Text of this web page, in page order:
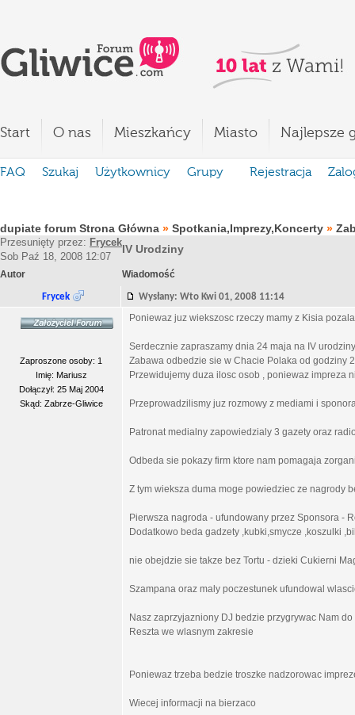
Start O nas Mieszkańcy Miasto Najlepsze
FAQ Szukaj Użytkownicy Grupy Rejestracja
dupiate forum Strona Główna » Spotkania,Imprezy,Koncerty »
Przesunięty przez: Frycek
Sob Paź 18, 2008 12:07
IV Urodziny
Autor Wiadomość
Frycek Wysłany: Wto Kwi 01, 2008 11:14
Zaproszone osoby: 1
Imię: Mariusz
Dołączył: 25 Maj 2004
Skąd: Zabrze-Gliwice
Poniewaz juz wiekszosc rzeczy mamy z Kisia
Serdecznie zapraszamy dnia 24 maja na IV
Zabawa odbedzie sie w Chacie Polaka od godziny
Przewidujemy duza ilosc osob , poniewaz impreza
Przeprowadzilismy juz rozmowy z mediami i
Patronat medialny zapowiedzialy 3 gazety oraz
Odbeda sie pokazy firm ktore nam pomagaja
Z tym wieksza duma moge powiedziec ze nagrody
Pierwsza nagroda - ufundowany przez Sponsora -
Dodatkowo beda gadzety ,kubki,smycze ,koszulki
nie obejdzie sie takze bez Tortu - dzieki Cukierni
Szampana oraz maly poczestunek ufundowal
Nasz zaprzyjazniony DJ bedzie przygrywac Nam
Reszta we wlasnym zakresie
Poniewaz trzeba bedzie troszke nadzorowac
Wiecej informacji na bierzaco